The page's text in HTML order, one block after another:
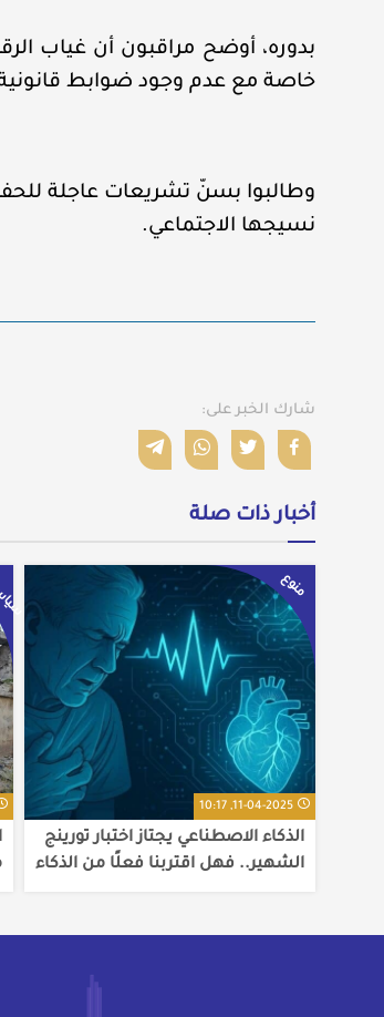
بدوره، أوضح مراقبون أن غياب
خاصة مع عدم وجود ضوابط قانونية
وطالبوا بسنّ تشريعات عاجلة
نسيجها الاجتماعي.
شارك الخبر على:
أخبار ذات صلة
منوع
11-04-2025, 10:17
الذكاء الاصطناعي يجتاز اختبار تورينج
الشهير.. فهل اقتربنا فعلًا من الذكاء